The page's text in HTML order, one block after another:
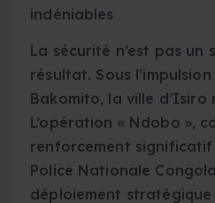
indéniables
La sécurité n’est pas un
résultat. Sous
Bakomito, la ville d’Isiro
L’opération « Ndobo »,
renforcement
Police Nationale
déploiement